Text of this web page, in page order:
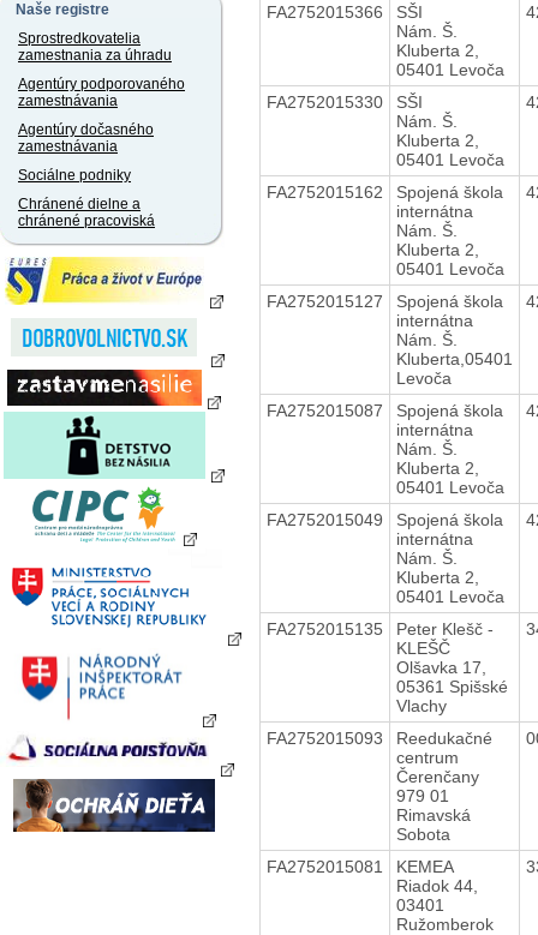
Naše registre
Sprostredkovatelia
zamestnania za úhradu
Agentúry podporovaného
zamestnávania
Agentúry dočasného
zamestnávania
Sociálne podniky
Chránené dielne a
chránené pracoviská
FA2752015366
SŠI
Nám. Š.
Kluberta 2,
05401 Levoča
FA2752015330
SŠI
Nám. Š.
Kluberta 2,
05401 Levoča
FA2752015162
Spojená škola
internátna
Nám. Š.
Kluberta 2,
05401 Levoča
FA2752015127
Spojená škola
internátna
Nám. Š.
Kluberta,05401
Levoča
FA2752015087
Spojená škola
internátna
Nám. Š.
Kluberta 2,
05401 Levoča
FA2752015049
Spojená škola
internátna
Nám. Š.
Kluberta 2,
05401 Levoča
FA2752015135
Peter Klešč -
KLEŠČ
Olšavka 17,
05361 Spišské
Vlachy
FA2752015093
Reedukačné
centrum
Čerenčany
979 01
Rimavská
Sobota
FA2752015081
KEMEA
Riadok 44,
03401
Ružomberok